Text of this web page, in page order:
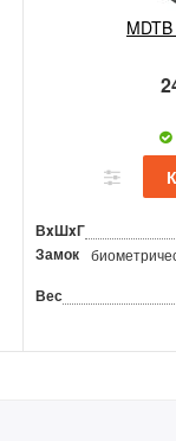
ВxШxГ
Замок
Вес